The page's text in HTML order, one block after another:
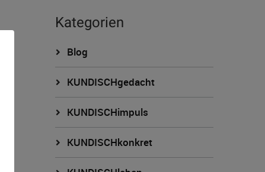
Kategorien
Blog
KUNDISCHgedacht
KUNDISCHimpuls
KUNDISCHkonkret